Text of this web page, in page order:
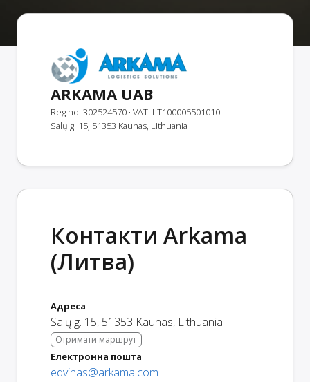
ARKAMA UAB
Reg no: 302524570 · VAT: LT100005501010
Salų g. 15, 51353 Kaunas, Lithuania
Контакти Arkama
(Литва)
Адреса
Salų g. 15, 51353 Kaunas, Lithuania
Отримати маршрут
Електронна пошта
edvinas@arkama.com